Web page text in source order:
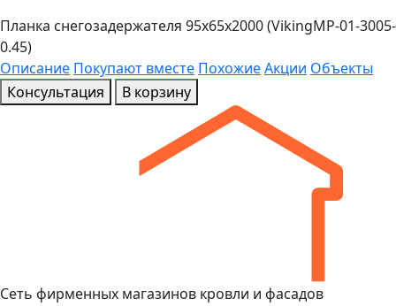
Планка снегозадержателя 95х65х2000 (VikingMP-01-3005-
0.45)
Описание Покупают вместе ПохожиеАкции Объекты
Консультация
В корзину
Сеть фирменных магазинов кровли и фасадов